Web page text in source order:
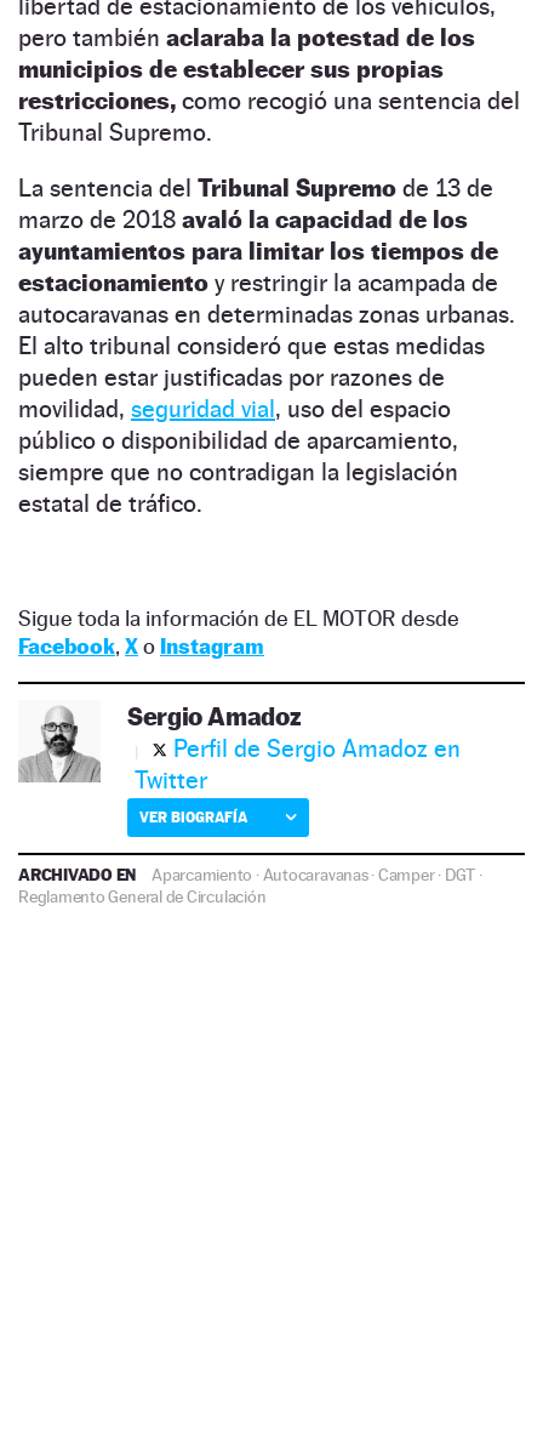
libertad de estacionamiento de los vehículos,
pero también aclaraba la potestad de los
municipios de establecer sus propias
restricciones, como recogió una sentencia del
Tribunal Supremo.
La sentencia del Tribunal Supremo de 13 de
marzo de 2018 avaló la capacidad de los
ayuntamientos para limitar los tiempos de
estacionamiento y restringir la acampada de
autocaravanas en determinadas zonas urbanas.
El alto tribunal consideró que estas medidas
pueden estar justificadas por razones de
movilidad, seguridad vial, uso del espacio
público o disponibilidad de aparcamiento,
siempre que no contradigan la legislación
estatal de tráfico.
Sigue toda la información de EL MOTOR desde
Facebook, Xo Instagram
Sergio Amadoz
Perfil de Sergio Amadoz en
Twitter
VER BIOGRAFÍA
ARCHIVADO EN Aparcamiento · Autocaravanas·Camper· DGT ·
Reglamento General de Circulación